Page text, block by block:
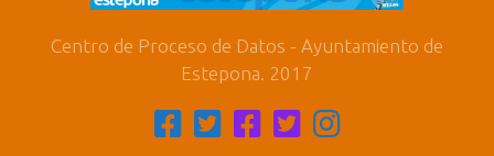
Centro de Proceso de Datos - Ayuntamiento de
Estepona. 2017